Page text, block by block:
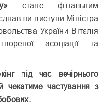
стане фінальним
виступи Міністра
України Віталія
асоціації та
під час вечірнього
чекатиме частування з